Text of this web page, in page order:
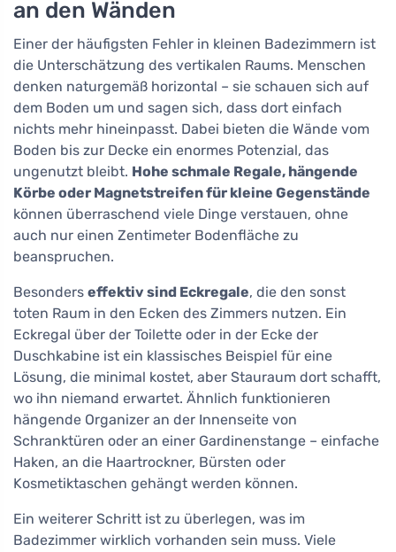
an den Wänden
Einer der häufigsten Fehler in kleinen Badezimmern ist
die Unterschätzung des vertikalen Raums. Menschen
denken naturgemäß horizontal – sie schauen sich auf
dem Boden um und sagen sich, dass dort einfach
nichts mehr hineinpasst. Dabei bieten die Wände vom
Boden bis zur Decke ein enormes Potenzial, das
ungenutzt bleibt. Hohe schmale Regale, hängende
Körbe oder Magnetstreifen für kleine Gegenstände
können überraschend viele Dinge verstauen, ohne
auch nur einen Zentimeter Bodenfläche zu
beanspruchen.
Besonders effektiv sind Eckregale, die den sonst
toten Raum in den Ecken des Zimmers nutzen. Ein
Eckregal über der Toilette oder in der Ecke der
Duschkabine ist ein klassisches Beispiel für eine
Lösung, die minimal kostet, aber Stauraum dort schafft,
wo ihn niemand erwartet. Ähnlich funktionieren
hängende Organizer an der Innenseite von
Schranktüren oder an einer Gardinenstange – einfache
Haken, an die Haartrockner, Bürsten oder
Kosmetiktaschen gehängt werden können.
Ein weiterer Schritt ist zu überlegen, was im
Badezimmer wirklich vorhanden sein muss. Viele